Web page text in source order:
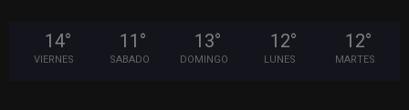
14°
VIERNES
11 °
SABADO
13°
DOMINGO
12°
LUNES
12°
MARTES